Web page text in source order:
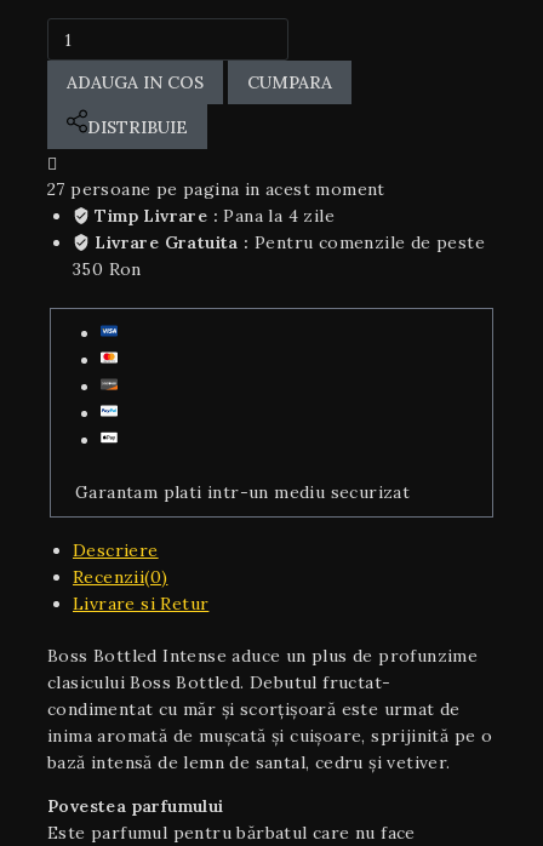
ADAUGA IN COS CUMPARA
DISTRIBUIE
27 persoane pe pagina in acest moment
Timp Livrare :Pana la 4 zile
Livrare Gratuita :Pentru comenzile de peste
350 Ron
Garantam plati intr-un mediu securizat
Descriere
Recenzii(0)
Livrare si Retur
Boss Bottled Intense aduce un plus de profunzime
clasicului Boss Bottled. Debutul fructat-
condimentat cu măr și scorțișoară este urmat de
inima aromată de mușcată și cuișoare, sprijinită pe o
bază intensă de lemn de santal, cedru și vetiver.
Povestea parfumului
Este parfumul pentru bărbatul care nu face